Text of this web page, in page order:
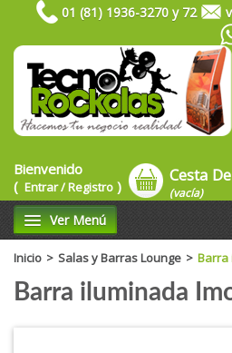
01 (81) 1936-3270 y 72
Bienvenido
( Entrar / Registro )
Cesta
(vacía)
Ver Menú
Inicio > Salas y Barras Lounge > Barra
Barra iluminada